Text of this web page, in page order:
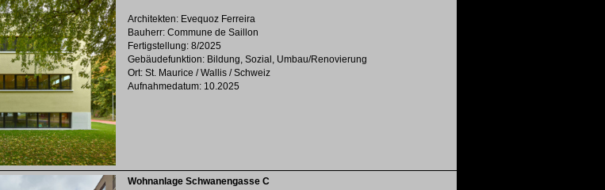
Architekten: Evequoz Ferreira
Bauherr: Commune de Saillon
Fertigstellung: 8/2025
Gebäudefunktion: Bildung, Sozial, Umbau/Renovierung
Ort: St. Maurice / Wallis / Schweiz
Aufnahmedatum: 10.2025
Wohnanlage Schwanengasse C